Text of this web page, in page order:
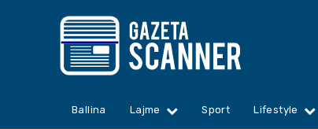
Ballina Lajme Sport Lifestyle